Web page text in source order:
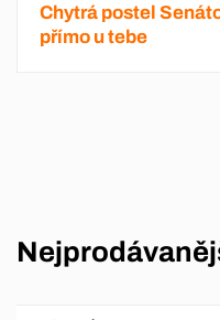
Chytrá postel
přímo u tebe